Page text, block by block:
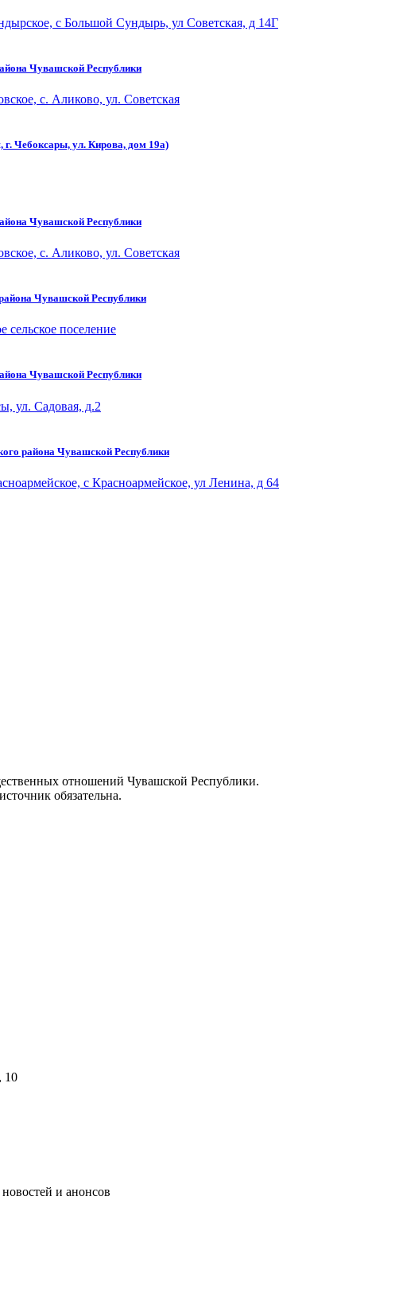
с Большой Сундырь, ул Советская, д 14Г
Чувашской Республики
с. Аликово, ул. Советская
Чебоксары, ул. Кирова, дом 19а)
Чувашской Республики
с. Аликово, ул. Советская
Чувашской Республики
поселение
Чувашской Республики
ул. Садовая, д.2
района Чувашской Республики
с Красноармейское, ул Ленина, д 64
отношений Чувашской Республики.
обязательна.
10
и анонсов